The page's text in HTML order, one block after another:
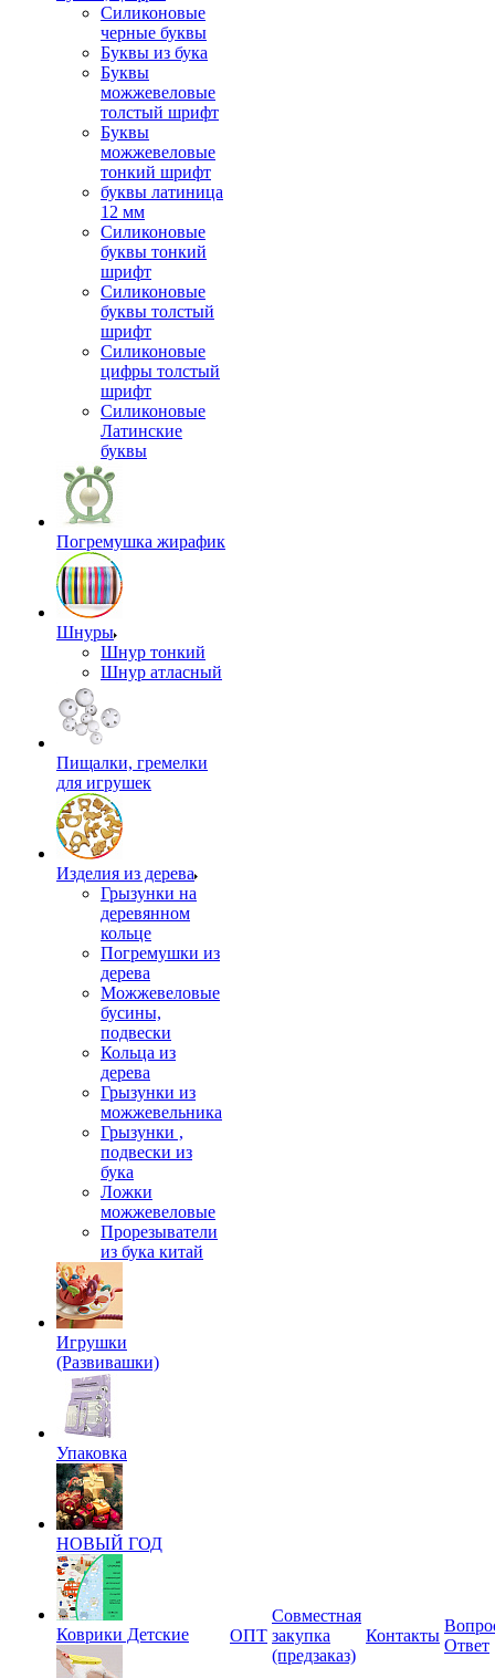
Силиконовые
черные буквы
Буквы из бука
Буквы
можжевеловые
толстый шрифт
Буквы
можжевеловые
тонкий шрифт
буквы латиница
12 мм
Силиконовые
буквы тонкий
шрифт
Силиконовые
буквы толстый
шрифт
Силиконовые
цифры толстый
шрифт
Силиконовые
Латинские
буквы
Погремушка жирафик
Шнуры
Шнур тонкий
Шнур атласный
Пищалки, гремелки
для игрушек
Изделия из дерева
Грызунки на
деревянном
кольце
Погремушки из
дерева
Можжевеловые
бусины,
подвески
Кольца из
дерева
Грызунки из
можжевельника
Грызунки ,
подвески из
бука
Ложки
можжевеловые
Прорезыватели
из бука китай
Игрушки
(Развивашки)
Упаковка
НОВЫЙ ГОД
Коврики Детские ОПТ
Совместная
закупка
(предзаказ)
Контакты
Ответ